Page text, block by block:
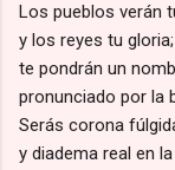
Los pueblos verán
y los reyes tu gloria;
te pondrán un
pronunciado por la
Serás corona
y diadema real en